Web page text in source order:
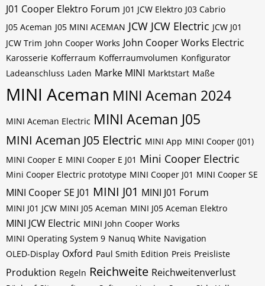
J01 Cooper Elektro Forum J01 JCW Elektro J03 Cabrio
J05 Aceman J05 MINI ACEMAN JCW JCW Electric JCW J01
JCW Trim John Cooper Works John Cooper Works Electric
Karosserie Kofferraum Kofferraumvolumen Konfigurator
Ladeanschluss Laden Marke MINI Marktstart Maße
MINI Aceman MINI Aceman 2024
MINI Aceman Electric MINI Aceman J05
MINI Aceman J05 Electric MINI App MINI Cooper (J01)
MINI Cooper E MINI Cooper E J01 Mini Cooper Electric
Mini Cooper Electric prototype MINI Cooper J01 MINI Cooper SE
MINI Cooper SE J01 MINI J01 MINI J01 Forum
MINI J01 JCW MINI J05 Aceman MINI J05 Aceman Elektro
MINI JCW Electric MINI John Cooper Works
MINI Operating System 9 Nanuq White Navigation
OLED-Display Oxford Paul Smith Edition Preis Preisliste
Produktion Regeln Reichweite Reichweitenverlust